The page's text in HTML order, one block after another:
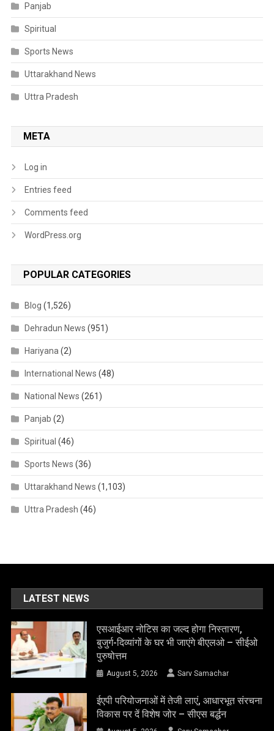
Panjab
Spiritual
Sports News
Uttarakhand News
Uttra Pradesh
META
Log in
Entries feed
Comments feed
WordPress.org
POPULAR CATEGORIES
Blog (1,526)
Dehradun News (951)
Hariyana (2)
International News (48)
National News (261)
Panjab (2)
Spiritual (46)
Sports News (36)
Uttarakhand News (1,103)
Uttra Pradesh (46)
LATEST NEWS
एसआईआर नोटिस का जल्द होगा निस्तारण,
बुजुर्ग-दिव्यांगों के घर भी जाएंगे बीएलओ – सीईओ
पुरुषोत्तम
August 5, 2026 Sarv Samachar
ईएपी परियोजनाओं में तेजी लाएं, आधारभूत संरचना
विकास पर दें विशेष जोर – सीएस बर्द्धन